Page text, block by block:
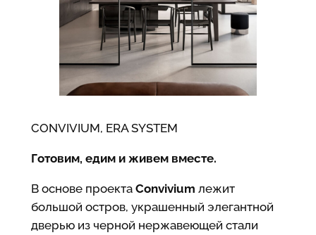
CONVIVIUM, ERA SYSTEM
Готовим, едим и живем вместе.
В основе проекта Convivium лежит
большой остров, украшенный элегантной
дверью из черной нержавеющей стали